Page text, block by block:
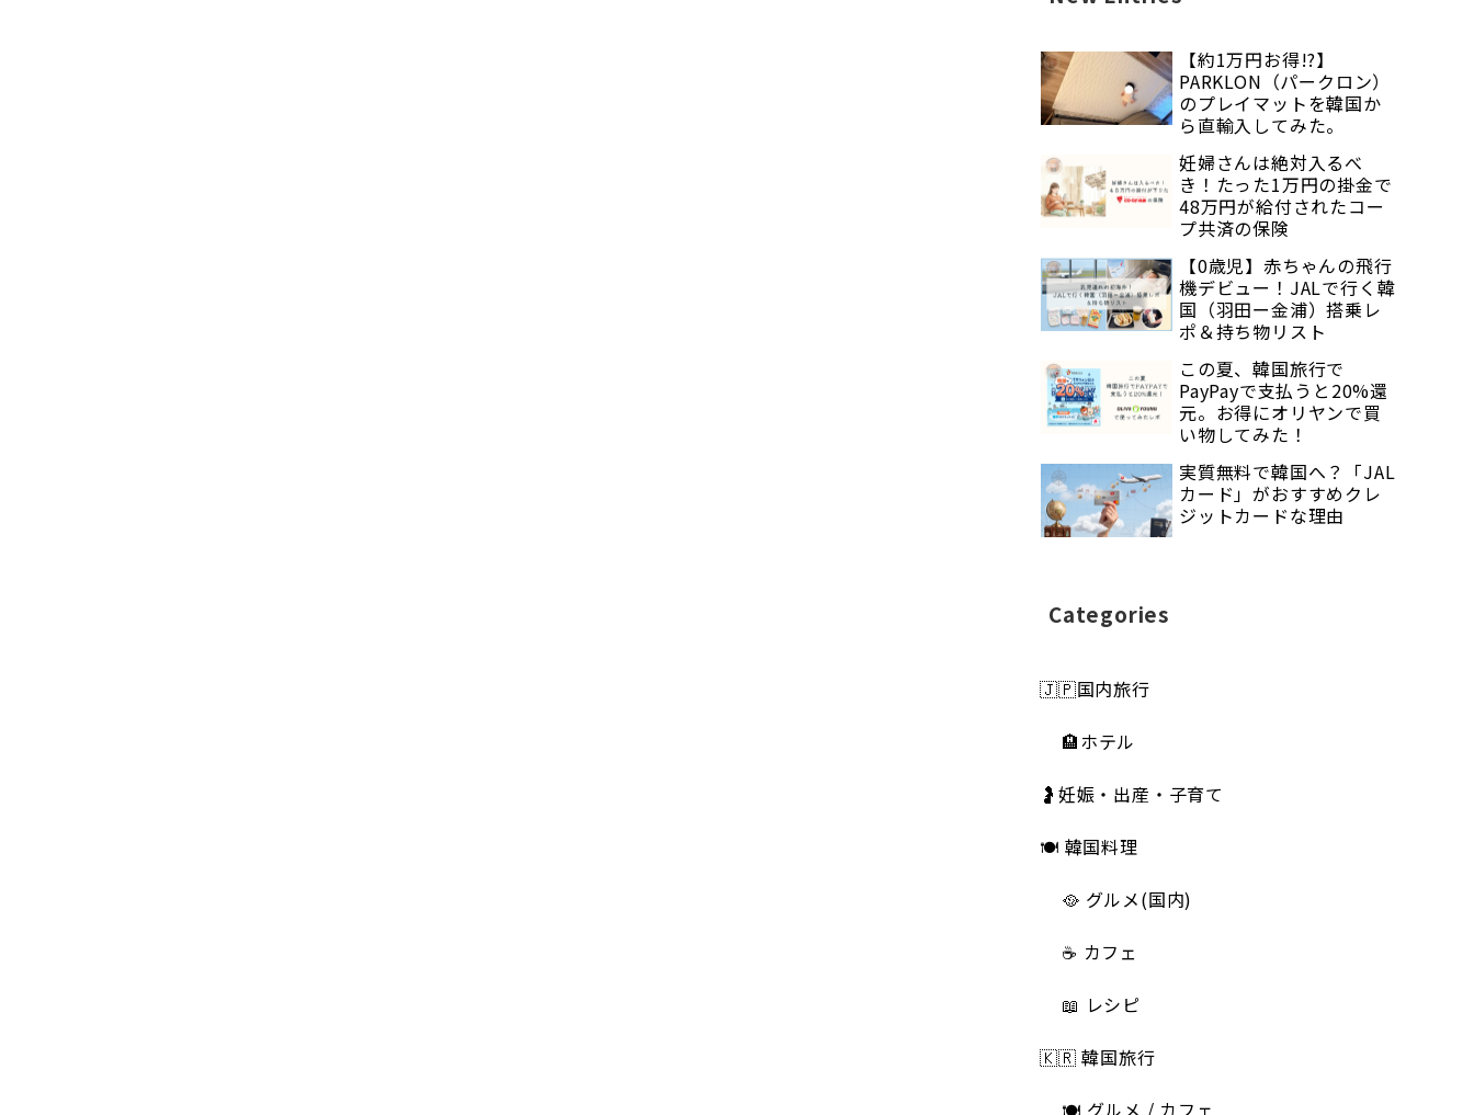
【約1万円お得!?】
PARKLON（パークロン）
のプレイマットを韓国か
ら直輸入してみた。
妊婦さんは絶対入るべ
き！たった1万円の掛金で
48万円が給付されたコー
プ共済の保険
【0歳児】赤ちゃんの飛行
機デビュー！JALで行く韓
国（羽田ー金浦）搭乗レ
ポ＆持ち物リスト
この夏、韓国旅行で
PayPayで支払うと20%還
元。お得にオリヤンで買
い物してみた！
実質無料で韓国へ？「JAL
カード」がおすすめクレ
ジットカードな理由
Categories
🇯🇵国内旅行
🏨ホテル
🤰妊娠・出産・子育て
🍽 韓国料理
🥘 グルメ(国内)
☕️ カフェ
📖 レシピ
🇰🇷 韓国旅行